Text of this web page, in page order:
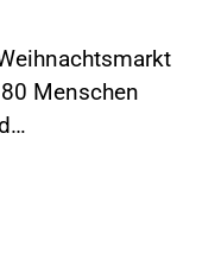
Menschen